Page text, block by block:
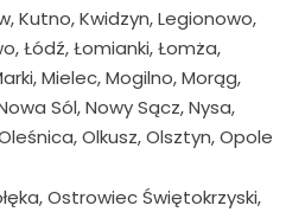
Kutno, Kwidzyn, Legionowo,
Łódź, Łomianki, Łomża,
Mielec, Mogilno, Morąg,
Sól, Nowy Sącz, Nysa,
Olkusz, Olsztyn, Opole
Ostrowiec Świętokrzyski,